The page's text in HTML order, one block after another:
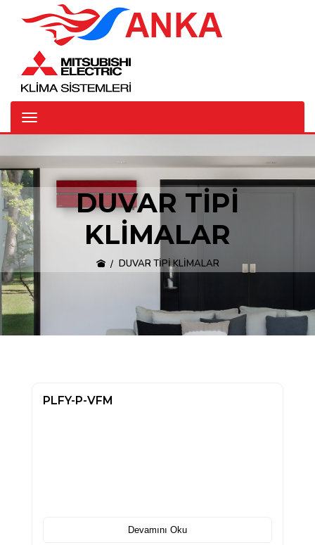
DUVAR TİPİ
KLİMALAR
DUVAR TİPİ KLİMALAR
PLFY-P-VFM
Devamını Oku